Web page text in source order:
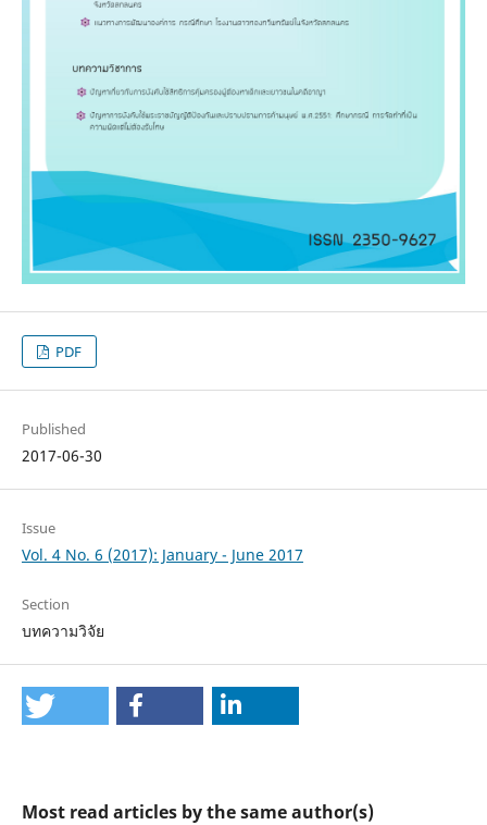
PDF
Published
2017-06-30
Issue
Vol. 4 No. 6 (2017): January - June 2017
Section
บทความวิจัย
Most read articles by the same author(s)